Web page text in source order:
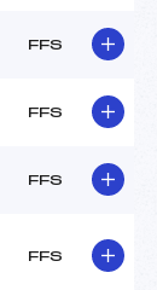
FFS
FFS
FFS
FFS